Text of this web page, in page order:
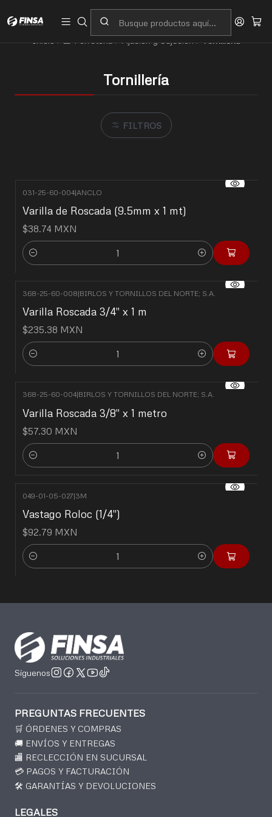
Tornillería
FILTROS
031-25-60-004|ANCLO
Varilla de Roscada (9.5mm x 1 mt)
$38.74 MXN
Cantidad
368-25-60-008|BIRLOS Y TORNILLOS DEL NORTE; S.A.
Varilla Roscada 3/4" x 1 m
$235.38 MXN
Cantidad
368-25-60-004|BIRLOS Y TORNILLOS DEL NORTE; S.A.
Varilla Roscada 3/8" x 1 metro
$57.30 MXN
Cantidad
049-01-05-027|3M
Vastago Roloc (1/4")
$92.79 MXN
Cantidad
Síguenos
PREGUNTAS FRECUENTES
🛒 ÓRDENES Y COMPRAS
🚚 ENVÍOS Y ENTREGAS
🏬 RECLECCIÓN EN SUCURSAL
💳 PAGOS Y FACTURACIÓN
🛠️ GARANTÍAS Y DEVOLUCIONES
LEGALES